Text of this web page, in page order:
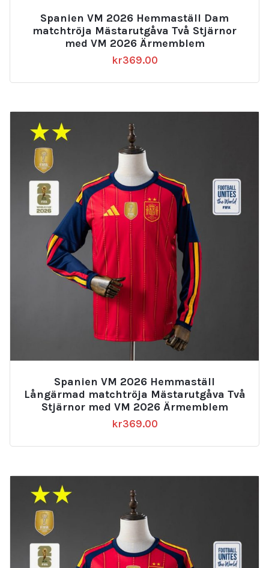
Spanien VM 2026 Hemmaställ Dam
matchtröja Mästarutgåva Två Stjärnor
med VM 2026 Ärmemblem
kr369.00
Spanien VM 2026 Hemmaställ
Långärmad matchtröja Mästarutgåva Två
Stjärnor med VM 2026 Ärmemblem
kr369.00